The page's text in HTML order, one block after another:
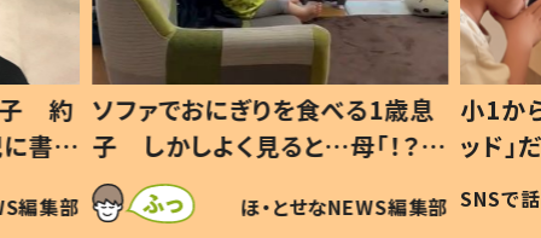
歳息
？」
編集部
小1から不登校、息子は「ギフテ
ッド」だった 父が“ウチ給食”を
作り続ける理由とは #令和の親
#令和の子
SNSで話題 ほ・とせなNEWS編集部
ひ孫
が、抱
「涙
い」